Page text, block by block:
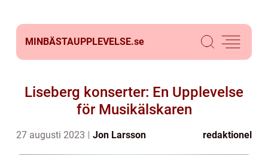
MINBÄSTAUPPLEVELSE.se
Liseberg konserter: En Upplevelse
för Musikälskaren
27 augusti 2023 Jon Larsson redaktionel